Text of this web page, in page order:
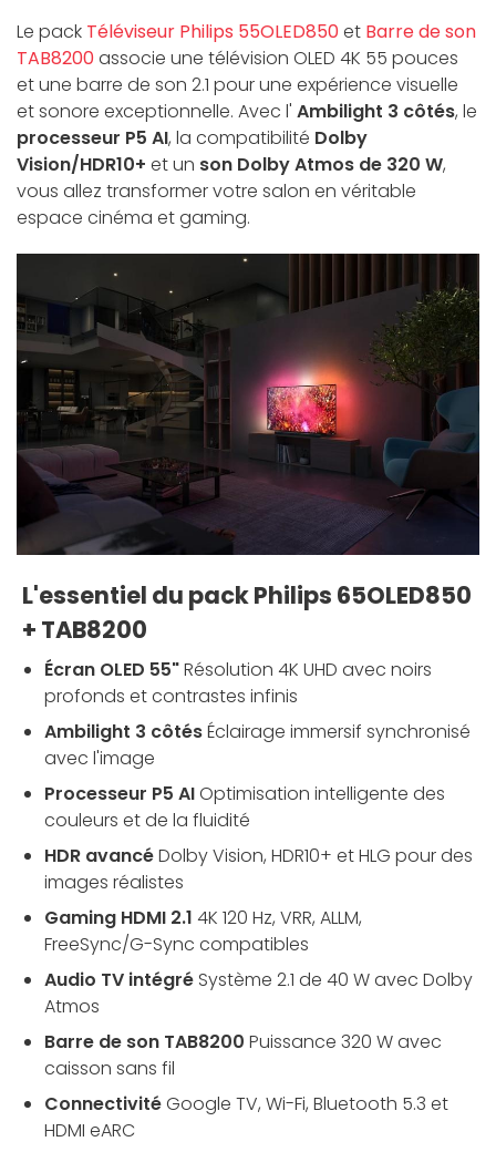
Le pack Téléviseur Philips 55OLED850et Barre de son
TAB8200associe une télévision OLED 4K 55 pouces
et une barre de son 2.1 pour une expérience visuelle
et sonore exceptionnelle. Avec l' Ambilight 3 côtés, le
processeur P5 AI, la compatibilité Dolby
Vision/HDR10+ et un son Dolby Atmos de 320 W,
vous allez transformer votre salon en véritable
espace cinéma et gaming.
L'essentiel du pack Philips 65OLED850
+ TAB8200
Écran OLED 55"Résolution 4K UHD avec noirs
profonds et contrastes infinis
Ambilight 3 côtésÉclairage immersif synchronisé
avec l'image
Processeur P5 AIOptimisation intelligente des
couleurs et de la fluidité
HDR avancéDolby Vision, HDR10+ et HLG pour des
images réalistes
Gaming HDMI 2.1 4K 120 Hz, VRR, ALLM,
FreeSync/G-Sync compatibles
Audio TV intégré Système 2.1 de 40 W avec Dolby
Atmos
Barre de son TAB8200 Puissance 320 W avec
caisson sans fil
ConnectivitéGoogle TV, Wi-Fi, Bluetooth 5.3 et
HDMI eARC